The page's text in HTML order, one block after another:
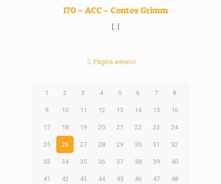
170 – ACC – Contos Grimm
[…]
Página anterior
1 2 3 4 5 6 7 8
9 10 11 12 13 14 15 16
17 18 19 20 21 22 23 24
25 26 27 28 29 30 31 32
33 34 35 36 37 38 39 40
41 42 43 44 45 46 47 48